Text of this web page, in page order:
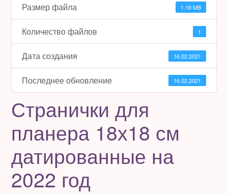
Размер файла 1.16 MB
Количество файлов 1
Дата создания 16.02.2021
Последнее обновление 16.02.2021
Странички для
планера 18х18 см
датированные на
2022 год